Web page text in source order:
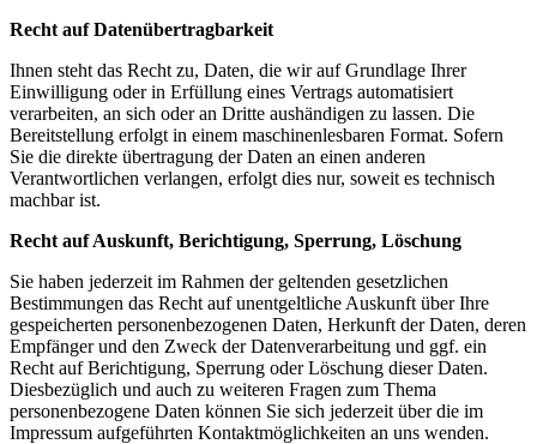
Recht auf Datenübertragbarkeit
Ihnen steht das Recht zu, Daten, die wir auf Grundlage Ihrer
Einwilligung oder in Erfüllung eines Vertrags automatisiert
verarbeiten, an sich oder an Dritte aushändigen zu lassen. Die
Bereitstellung erfolgt in einem maschinenlesbaren Format. Sofern
Sie die direkte übertragung der Daten an einen anderen
Verantwortlichen verlangen, erfolgt dies nur, soweit es technisch
machbar ist.
Recht auf Auskunft, Berichtigung, Sperrung, Löschung
Sie haben jederzeit im Rahmen der geltenden gesetzlichen
Bestimmungen das Recht auf unentgeltliche Auskunft über Ihre
gespeicherten personenbezogenen Daten, Herkunft der Daten, deren
Empfänger und den Zweck der Datenverarbeitung und ggf. ein
Recht auf Berichtigung, Sperrung oder Löschung dieser Daten.
Diesbezüglich und auch zu weiteren Fragen zum Thema
personenbezogene Daten können Sie sich jederzeit über die im
Impressum aufgeführten Kontaktmöglichkeiten an uns wenden.